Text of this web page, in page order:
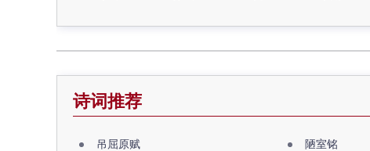
诗词推荐
吊屈原赋 陋室铭